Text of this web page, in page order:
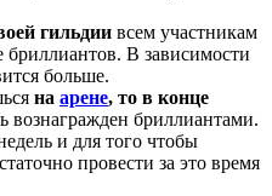
гильдии всем участникам
бриллиантов. В зависимости
больше.
на арене, то в конце
вознагражден бриллиантами.
и для того чтобы
провести за это время